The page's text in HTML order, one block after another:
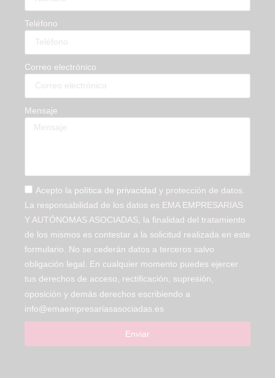
Teléfono
Correo electrónico
Mensaje
Acepto la política de privacidad y protección de datos.
La responsabilidad de los datos es EMA EMPRESARIAS
Y AUTÓNOMAS ASOCIADAS, la finalidad del tratamiento
de los mismos es contestar a la solicitud realizada en este
formulario. No se cederán datos a terceros salvo
obligación legal. En cualquier momento puedes ejercer
tus derechos de acceso, rectificación, supresión,
oposición y demás derechos escribiendo a
info@emaempresariasasociadas.es
Enviar